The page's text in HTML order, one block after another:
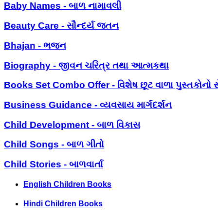
Baby Names - બાળ નામાવલી
Beauty Care - સૌન્દર્ય જતન
Bhajan - ભજન
Biography - જીવન ચરિત્ર તથા આત્મકથા
Books Set Combo Offer - વિશેષ છૂટ વાળા પુસ્તકોનો
Business Guidance - વ્યવસાય માર્ગદર્શન
Child Development - બાળ વિકાસ
Child Songs - બાળ ગીતો
Child Stories - બાળવાર્તા
English Children Books
Hindi Children Books